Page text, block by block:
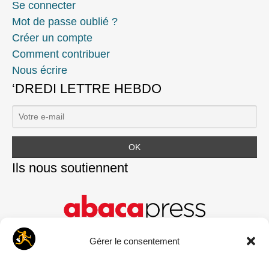
Gérer le consentement
Se connecter
Mot de passe oublié ?
Créer un compte
Comment contribuer
Nous écrire
‘DREDI LETTRE HEBDO
Ils nous soutiennent